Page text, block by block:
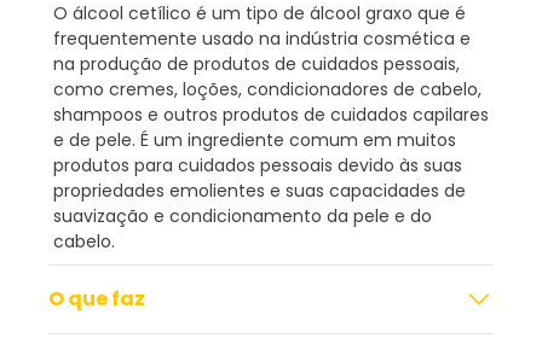
O álcool cetílico é um tipo de álcool graxo que é
frequentemente usado na indústria cosmética e
na produção de produtos de cuidados pessoais,
como cremes, loções, condicionadores de cabelo,
shampoos e outros produtos de cuidados capilares
e de pele. É um ingrediente comum em muitos
produtos para cuidados pessoais devido às suas
propriedades emolientes e suas capacidades de
suavização e condicionamento da pele e do
cabelo.
O que faz